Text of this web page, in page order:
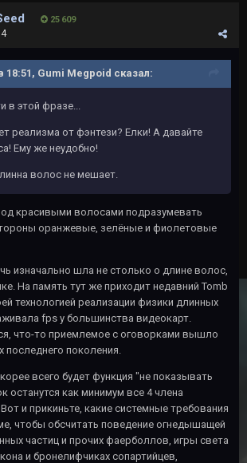
25 609
18:51, Gumi Megpoid сказал:
в этой фразе...
реализма от фэнтези? Елки! А давайте
Ему же неудобно!
волос не мешает.
красивыми волосами подразумевать
оранжевые, зелёные и фиолетовые
изначально шла не столько о длине волос,
На память тут же приходит недавний Tomb
технологией реализации физики длинных
fps у большинства видеокарт.
что-то приемлемое с оговорками вышло
последнего поколения.
всего будет функция "не показывать
останутся как минимум все 4 члена
и прикиньте, какие системные требования
чтобы обсчитать поведение огнедышащей
частиц и прочих фаерболлов, игры света
и бронелифчиках сопартийцев,